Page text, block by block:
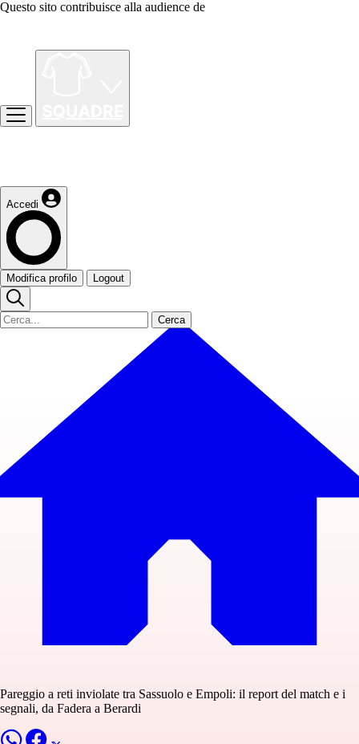
Questo sito contribuisce alla audience de
Accedi
Modifica profilo Logout
Cerca
Pareggio a reti inviolate tra Sassuolo e Empoli: il report del match e i
segnali, da Fadera a Berardi